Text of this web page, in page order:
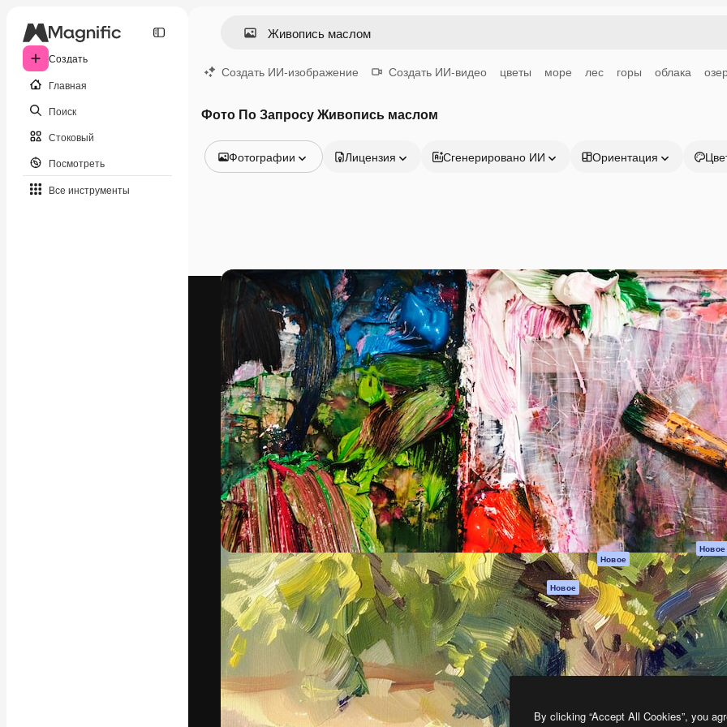
Создать
Главная
Поиск
Стоковый
Посмотреть
Все инструменты
Создать ИИ-изображение Создать ИИ-видео цветы море лес горы облака
Фото По Запросу Живопись маслом
Фотографии
Видео
Видеоролик
Моушн-дизайн
Видеошаблоны
Иконки
3D-модели
Шрифты
Лицензия Сгенерировано ИИ Ориентация
Креативная платформа для создания
ваших лучших работ. Более 1 миллиона
подписчиков среди креаторов,
предприятий, агентств и студий.
Pусский
Продукция
Spaces
ИИ-помощник
Генератор
изображений ИИ
Генератор видео
ИИ
Генератор голоса
на основе ИИ
Стоковый контент
MCP для
Claude/ChatGPT
Новое
Агенты Новое
API
Мобильное
приложение
Все инструменты
Magnific
Начать
Academy
Документация
Пакету ИИ
Служба
поддержки
Условия и
положения
Политика
Оригиналы Новое
Политика
cookie
Центр доверия
Партнеры
Предприятие
By clicking “Accept All Cookies”, you